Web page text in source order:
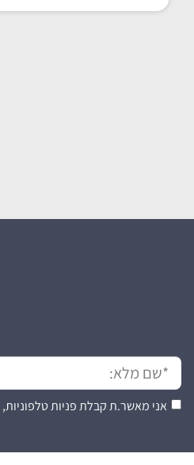
אני מאשר.ת קבלת פניות